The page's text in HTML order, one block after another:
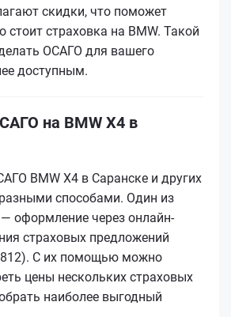
скидки, что поможет
стоит страховка на BMW. Такой
ОСАГО для вашего
доступным.
на BMW X4 в
BMW X4 в Саранске и других
способами. Один из
оформление через онлайн-
страховых предложений
С их помощью можно
цены нескольких страховых
наиболее выгодный